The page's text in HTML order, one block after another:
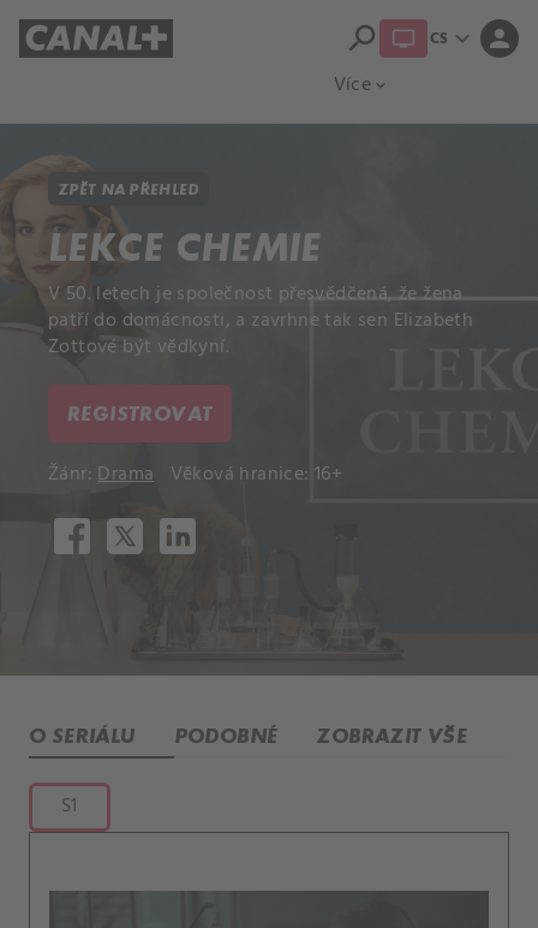
Více expand_more
search CS expand_more person
ZPĚT NA PŘEHLED
LEKCE CHEMIE
V 50. letech je společnost přesvědčená, že žena
patří do domácnosti, a zavrhne tak sen Elizabeth
Zottové být vědkyní.
REGISTROVAT
Žánr: Drama Věková hranice: 16+
O SERIÁLU PODOBNÉ ZOBRAZIT VŠE
S1